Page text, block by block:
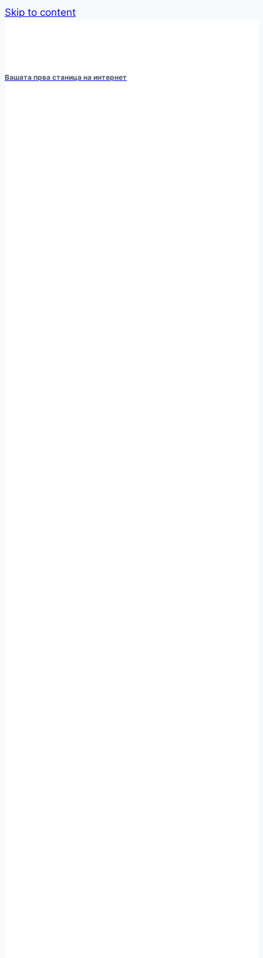
Skip to content
Вашата прва станица на интернет